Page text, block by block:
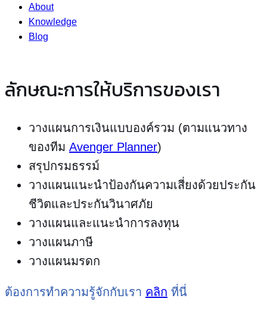
About
Knowledge
Blog
ลักษณะการให้บริการของเรา
วางแผนการเงินแบบองค์รวม (ตามแนวทาง
ของทีม Avenger Planner)
สรุปกรมธรรม์
วางแผนแนะนำป้องกันความเสี่ยงด้วยประกัน
ชีวิตและประกันวินาศภัย
วางแผนและแนะนำการลงทุน
วางแผนภาษี
วางแผนมรดก
ต้องการทำความรู้จักกับเรา คลิก ที่นี่